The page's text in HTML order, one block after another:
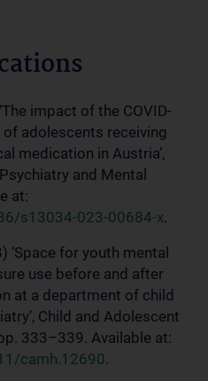
impact of the COVID-
adolescents receiving
medication in Austria’,
and Mental
at:
s13034-023-00684-x.
‘Space for youth mental
use before and after
at a department of child
Child and Adolescent
333–339. Available at:
camh.12690.